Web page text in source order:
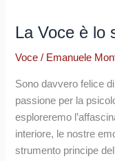
La Voce è lo
Voce / Emanuele
Sono davvero felice
passione per la
esploreremo
interiore, le nostre
strumento principe
specchio
delle
Emozioni